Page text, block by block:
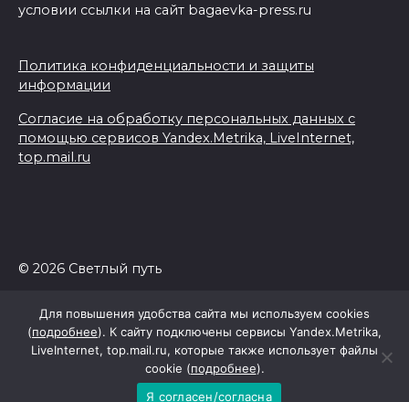
условии ссылки на сайт bagaevka-press.ru
Политика конфиденциальности и защиты
информации
Согласие на обработку персональных данных с
помощью сервисов Yandex.Metrika, LiveInternet,
top.mail.ru
© 2026 Светлый путь
Для повышения удобства сайта мы используем cookies
(подробнее). К сайту подключены сервисы Yandex.Metrika,
LiveInternet, top.mail.ru, которые также использует файлы
cookie (подробнее).
Я согласен/согласна